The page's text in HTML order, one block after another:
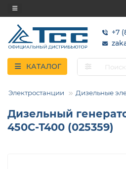
+7
КАТАЛОГ
Электростанции Дизельные
Дизельный
450С-Т400 (025359)